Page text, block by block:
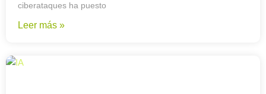
ciberataques ha puesto
Leer más »